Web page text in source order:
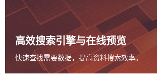
高效搜索引擎与在线预览
快速查找需要数据， 提高资料搜索效率。